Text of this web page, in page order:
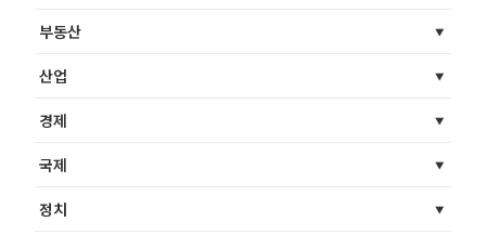
부동산
산업
경제
국제
정치